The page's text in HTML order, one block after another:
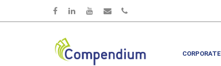
CORPORATE